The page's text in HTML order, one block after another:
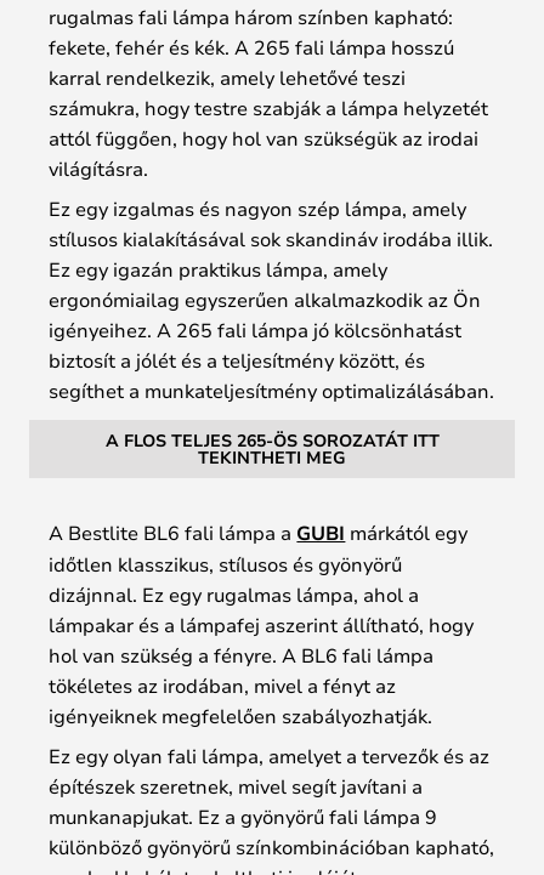
rugalmas fali lámpa három színben kapható:
fekete, fehér és kék. A 265 fali lámpa hosszú
karral rendelkezik, amely lehetővé teszi
számukra, hogy testre szabják a lámpa helyzetét
attól függően, hogy hol van szükségük az irodai
világításra.
Ez egy izgalmas és nagyon szép lámpa, amely
stílusos kialakításával sok skandináv irodába illik.
Ez egy igazán praktikus lámpa, amely
ergonómiailag egyszerűen alkalmazkodik az Ön
igényeihez. A 265 fali lámpa jó kölcsönhatást
biztosít a jólét és a teljesítmény között, és
segíthet a munkateljesítmény optimalizálásában.
A FLOS TELJES 265-ÖS SOROZATÁT ITT
TEKINTHETI MEG
A Bestlite BL6 fali lámpa a GUBI márkától egy
időtlen klasszikus, stílusos és gyönyörű
dizájnnal. Ez egy rugalmas lámpa, ahol a
lámpakar és a lámpafej aszerint állítható, hogy
hol van szükség a fényre. A BL6 fali lámpa
tökéletes az irodában, mivel a fényt az
igényeiknek megfelelően szabályozhatják.
Ez egy olyan fali lámpa, amelyet a tervezők és az
építészek szeretnek, mivel segít javítani a
munkanapjukat. Ez a gyönyörű fali lámpa 9
különböző gyönyörű színkombinációban kapható,